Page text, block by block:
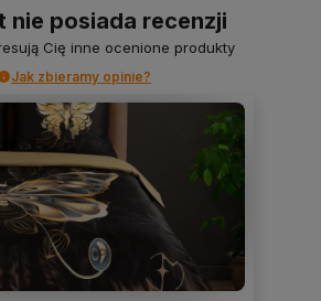
nie posiada recenzji
Cię inne ocenione produkty
Jak zbieramy opinie?